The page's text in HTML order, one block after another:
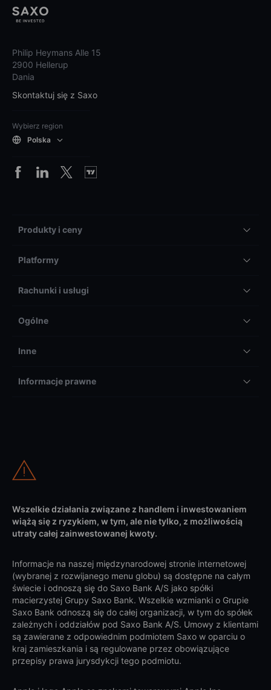
Philip Heymans Alle 15
2900 Hellerup
Dania
Skontaktuj się z Saxo
Wybierz region
Polska
Produkty i ceny
Platformy
Rachunki i usługi
Ogólne
Inne
Informacje prawne
Wszelkie działania związane z handlem i inwestowaniem
wiążą się z ryzykiem, w tym, ale nie tylko, z możliwością
utraty całej zainwestowanej kwoty.
Informacje na naszej międzynarodowej stronie internetowej
(wybranej z rozwijanego menu globu) są dostępne na całym
świecie i odnoszą się do Saxo Bank A/S jako spółki
macierzystej Grupy Saxo Bank. Wszelkie wzmianki o Grupie
Saxo Bank odnoszą się do całej organizacji, w tym do spółek
zależnych i oddziałów pod Saxo Bank A/S. Umowy z klientami
są zawierane z odpowiednim podmiotem Saxo w oparciu o
kraj zamieszkania i są regulowane przez obowiązujące
przepisy prawa jurysdykcji tego podmiotu.